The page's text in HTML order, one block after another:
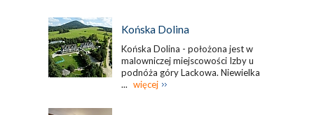
Końska Dolina
Końska Dolina - położona jest w
malowniczej miejscowości Izby u
podnóża góry Lackowa. Niewielka
... więcej